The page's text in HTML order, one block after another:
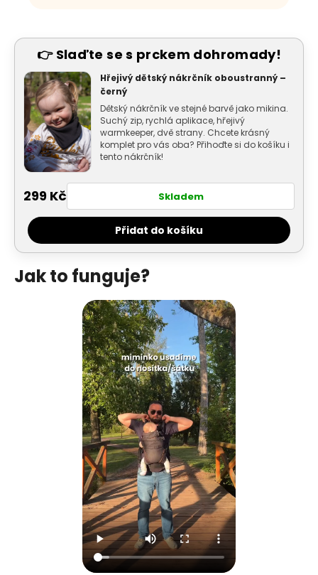
👉 Slaďte se s prckem dohromady!
Hřejivý dětský nákrčník oboustranný –
černý
Dětský nákrčník ve stejné barvě jako mikina.
Suchý zip, rychlá aplikace, hřejivý
warmkeeper, dvě strany. Chcete krásný
komplet pro vás oba? Přihoďte si do košíku i
tento nákrčník!
299 Kč Skladem
Přidat do košíku
Jak to funguje?